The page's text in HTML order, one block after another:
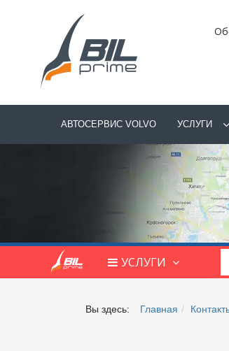
АВТОСЕРВИС VOLVO УСЛУГИ
УСЛУГИ
Вы здесь: Главная